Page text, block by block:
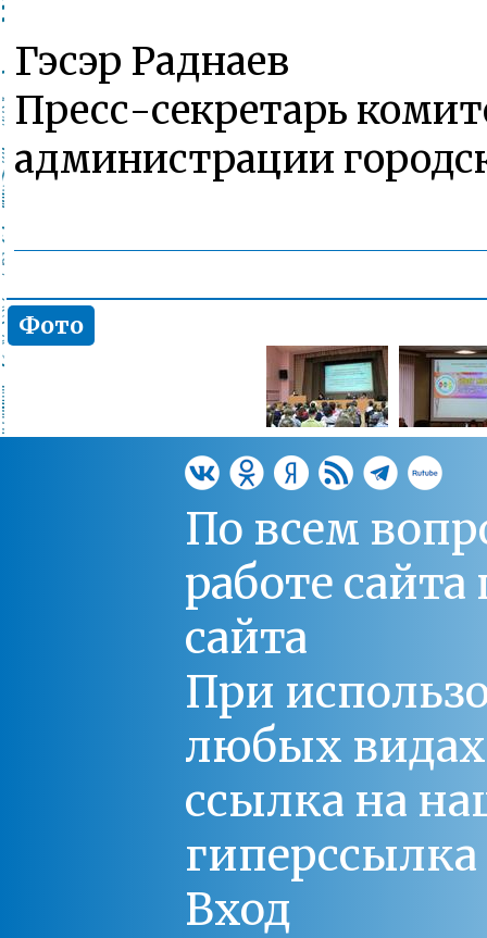
Гэсэр Раднаев
Пресс-секретарь
администрации
Фото
По всем
работе
сайта
При
любых
ссылка на
Вход